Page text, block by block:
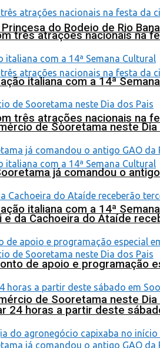
do Rodeio de Rio
três atrações nacionais na
italiana com a 14ª
de Sooretama neste Dia
três atrações nacionais na
italiana com a 14ª
de Sooretama neste Dia
já comandou o
e da Cachoeira do Ataíde
de apoio e programação
24 horas a partir deste